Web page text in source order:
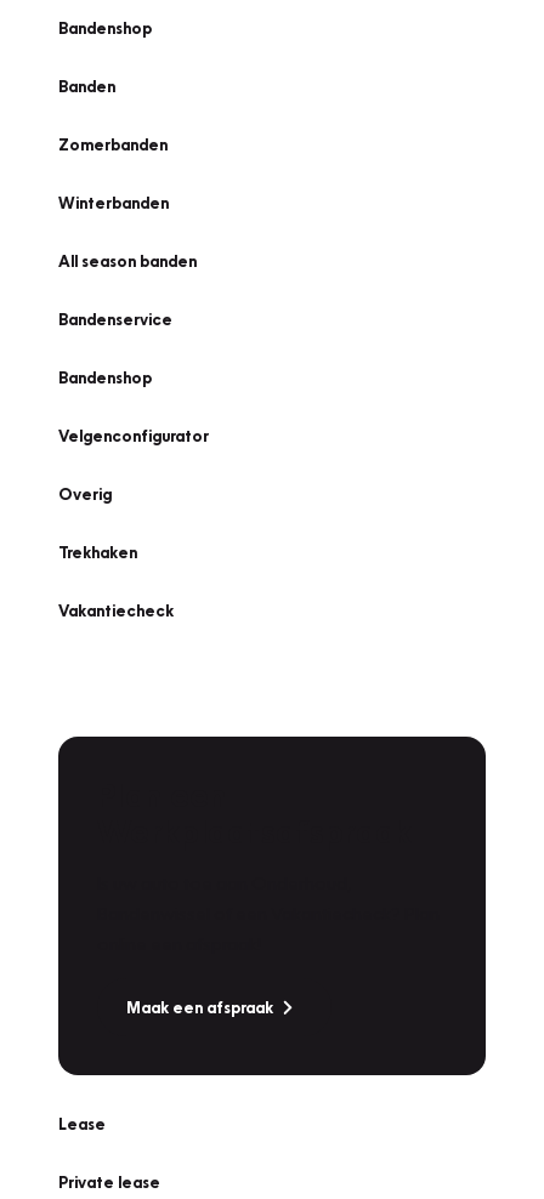
Bandenshop
Banden
Zomerbanden
Winterbanden
All season banden
Bandenservice
Bandenshop
Velgenconfigurator
Overig
Trekhaken
Vakantiecheck
Maak een afspraak
Lease
Private lease